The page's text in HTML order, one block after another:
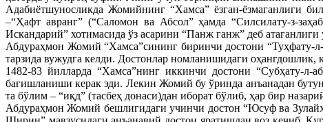
Адабиётшуносликда Жомийнинг “Хамса” ёзган-ёзмаганлиги
–“Ҳафт авранг” (“Саломон ва Абсол” ҳамда “Силсилату-з-
Искандарий” хотимасида ўз асарини “Панж ганж” деб
Абдураҳмон Жомий “Хамса”сининг биринчи достони “Туҳфату-
тарзида вужудга келди. Достонлар номланишидаги
1482-83 йилларда “Хамса”нинг иккинчи достони “Субҳату-
бағишланиши керак эди. Лекин Жомий бу ўринда анъанадан
та бўлим – “иқд” (тасбеҳ донаси)дан иборат бўлиб, ҳар бир
Абдураҳмон Жомий бешлигидаги учинчи достон “Юсуф ва